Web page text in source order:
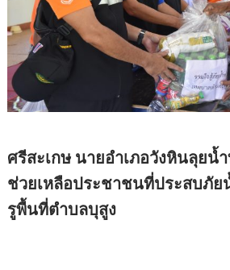
ศรีสะเกษ นายอำเภอวังหินลุยน้
ช่วยเหลือประชาชนที่ประสบภัย
รูพื้นที่ตำบลบุสูง